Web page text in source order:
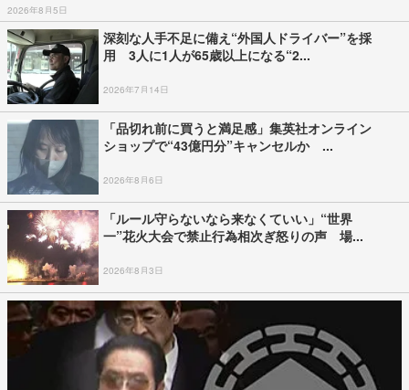
2026年8月5日
深刻な人手不足に備え“外国人ドライバー”を採
用 3人に1人が65歳以上になる“2...
2026年7月14日
「品切れ前に買うと満足感」集英社オンライン
ショップで“43億円分”キャンセルか ...
2026年8月6日
「ルール守らないなら来なくていい」“世界
一”花火大会で禁止行為相次ぎ怒りの声 場...
2026年8月3日